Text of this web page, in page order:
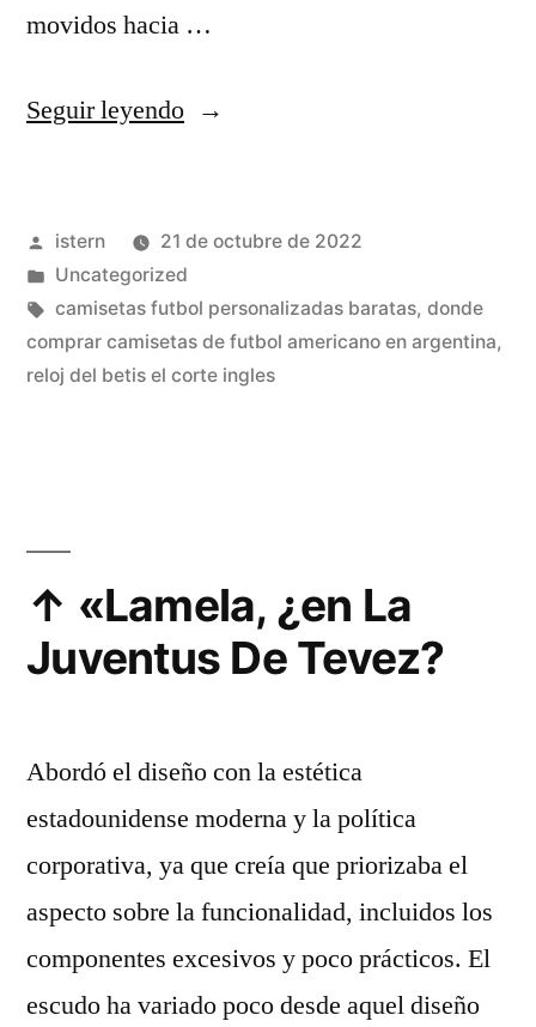
movidos hacia …
Seguir leyendo«camisetas
mujeres»
Publicado
por
istern
21 de octubre de 2022
Publicado
en
Uncategorized
Etiquetas:
camisetas futbol personalizadas baratas, donde
comprar camisetas de futbol americano en argentina,
reloj del betis el corte ingles
↑ «Lamela, ¿en La
Juventus De Tevez?
Abordó el diseño con la estética
estadounidense moderna y la política
corporativa, ya que creía que priorizaba el
aspecto sobre la funcionalidad, incluidos los
componentes excesivos y poco prácticos. El
escudo ha variado poco desde aquel diseño